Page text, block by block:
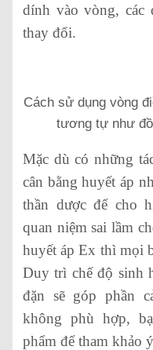
dính vào vòng, các
thay đổi.
Cách sử dụng vòng
tương tự như
Mặc dù có những
cân bằng huyết áp
thần dược để cho
quan niệm sai lầm
huyết áp Ex thì mọi
Duy trì chế độ sinh
đặn sẽ góp phần
không phù hợp,
phẩm để tham khảo